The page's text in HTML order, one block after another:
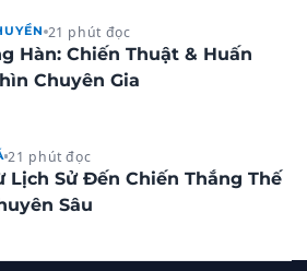
21 phút đọc
Hàn: Chiến Thuật & Huấn
Chuyên Gia
21 phút đọc
Lịch Sử Đến Chiến Thắng Thế
Sâu